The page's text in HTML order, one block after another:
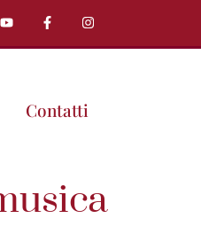
Contatti